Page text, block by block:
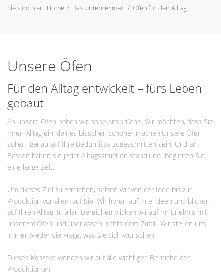
Sie sind hier: Home / Das Unternehmen / Öfen für den Alltag
Unsere Öfen
Für den Alltag entwickelt – fürs Leben
gebaut
An unsere Öfen haben wir hohe Ansprüche: Wir möchten, dass Sie
Ihren Alltag ein kleines bisschen schöner machen.Unsere Öfen
sollen genau auf Ihre Bedürnisse zugeschnitten sein. Und am
Besten halten sie jeder Alltagssituation stand und begleiten Sie
eine lange Zeit.
Um dieses Ziel zu erreichen, setzen wir von der Idee bis zur
Produktion vor allem auf Sie. Wir hören auf Ihre Ideen und blicken
auf Ihren Alltag. In allen Bereichen blicken wir auf Ihr Erlebnis mit
unserem Ofen und überlassen nichts dem Zufall. Wir stellen uns
immer wieder die Frage, was Sie sich wünschen.
Dieses Konzept wenden wir auf alle wichtigen Bereiche der
Produktion an: